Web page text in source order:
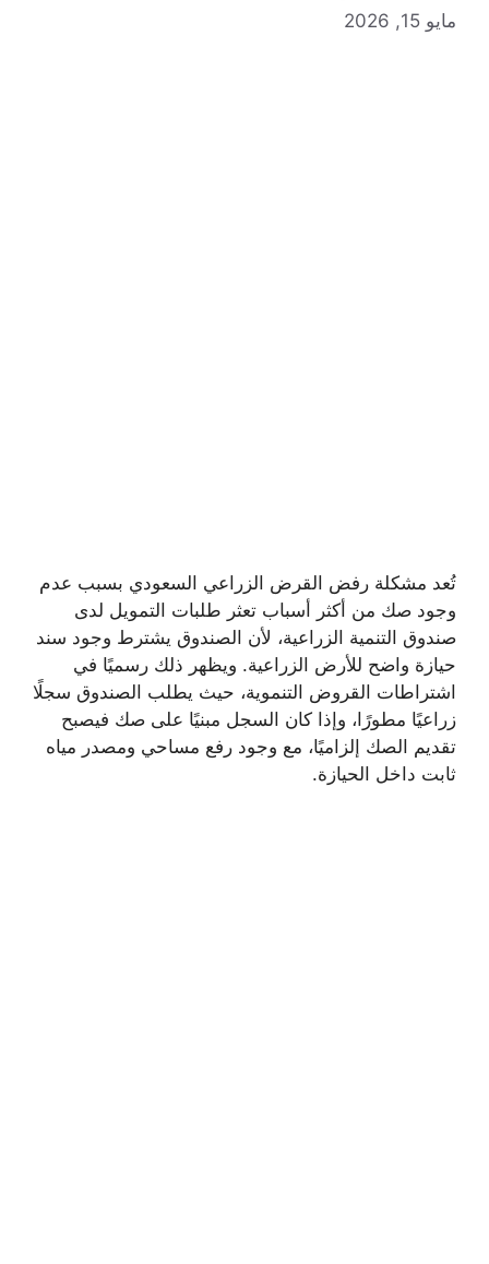
مايو 15, 2026
تُعد مشكلة رفض القرض الزراعي السعودي بسبب عدم
وجود صك من أكثر أسباب تعثر طلبات التمويل لدى
صندوق التنمية الزراعية، لأن الصندوق يشترط وجود سند
حيازة واضح للأرض الزراعية. ويظهر ذلك رسميًا في
اشتراطات القروض التنموية، حيث يطلب الصندوق سجلًا
زراعيًا مطورًا، وإذا كان السجل مبنيًا على صك فيصبح
تقديم الصك إلزاميًا، مع وجود رفع مساحي ومصدر مياه
ثابت داخل الحيازة.